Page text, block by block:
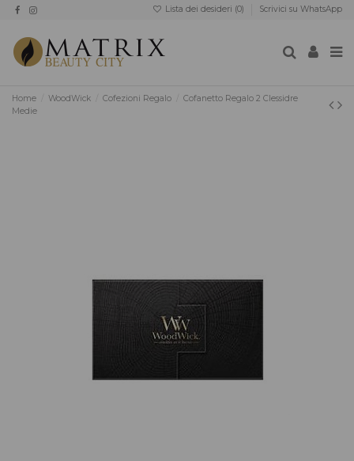
Lista dei desideri (0) Scrivici su WhatsApp
Home WoodWick Cofezioni Regalo
Cofanetto Regalo 2 Clessidre
Medie